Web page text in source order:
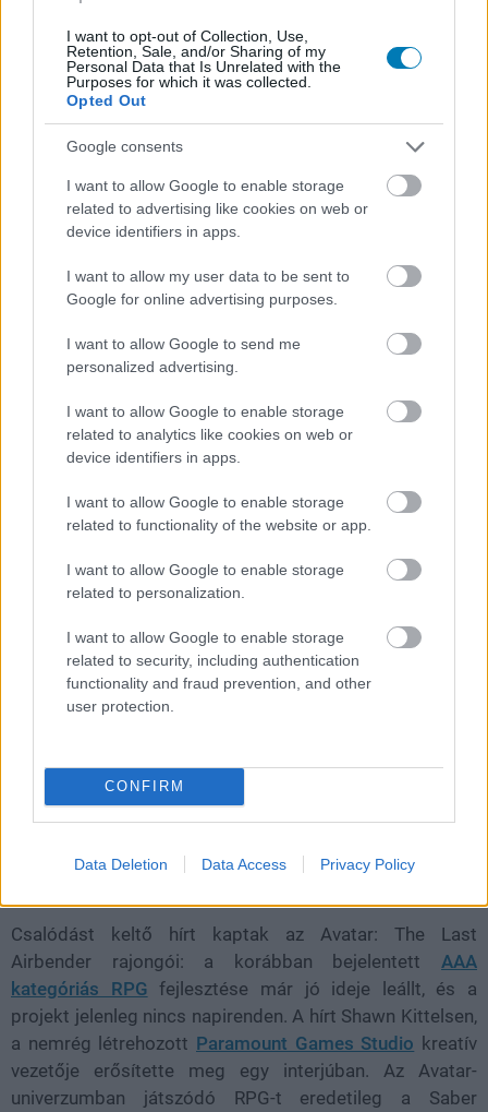
I want to opt-out of Collection, Use,
Retention, Sale, and/or Sharing of my
Personal Data that Is Unrelated with the
Purposes for which it was collected.
Opted Out
Google consents
I want to allow Google to enable storage
related to advertising like cookies on web or
device identifiers in apps.
I want to allow my user data to be sent to
Google for online advertising purposes.
I want to allow Google to send me
personalized advertising.
I want to allow Google to enable storage
related to analytics like cookies on web or
device identifiers in apps.
I want to allow Google to enable storage
related to functionality of the website or app.
I want to allow Google to enable storage
related to personalization.
I want to allow Google to enable storage
related to security, including authentication
functionality and fraud prevention, and other
user protection.
CONFIRM
Data Deletion Data Access Privacy Policy
Július végén folytatódik a balatoni strandröplabda-
sorozat.
#nichelle nichols #star trek #kártérítés
Hozzászólások
Váratlanul elkaszálták a
nagyszabású Avatar-
szerepjátékot
Chavalier|2026 június 7. 07:44
adaptáció, ezzel párhuzamosan tisztázódott
egy évekkel ezelőtt bejelentett Tini Ninja
Loaded
Csalódást keltő hírt kaptak az Avatar: The Last
Airbender rajongói: a korábban bejelentett AAA
kategóriás RPG fejlesztése már jó ideje leállt, és a
projekt jelenleg nincs napirenden. A hírt Shawn Kittelsen,
a nemrég létrehozott Paramount Games Studio kreatív
vezetője erősítette meg egy interjúban. Az Avatar-
univerzumban játszódó RPG-t eredetileg a Saber